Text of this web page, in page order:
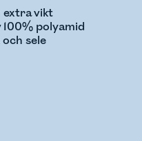
extra vikt
polyamid
sele